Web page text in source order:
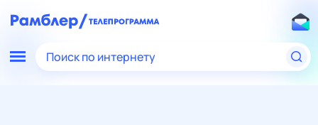
Поиск по интернету